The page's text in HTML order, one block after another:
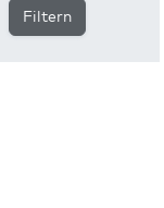
Filtern